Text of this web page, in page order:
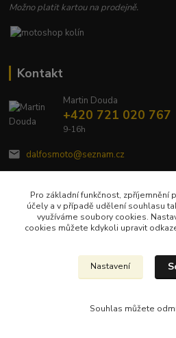
Možno platit kartou na prodejně.
Kontakt
Martin Douda
+420 721 020 767
9-16h
dalfosmoto@seznam.cz
jeho kopírování bude
Pro základní funkčnost, zpříjemnění
účely a v případě udělení souhlasu
využíváme soubory cookies.
cookies můžete kdykoli upravit
Nastavení
Souhlas můžete